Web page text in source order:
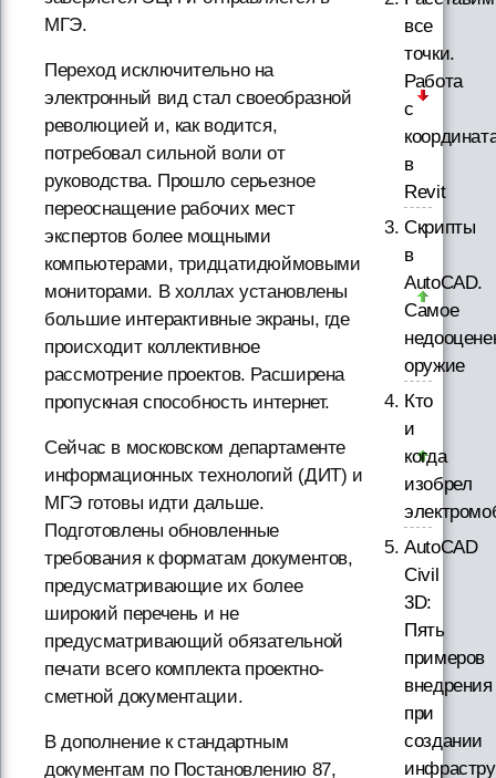
МГЭ.
Переход исключительно на
электронный вид стал своеобразной
революцией и, как водится,
потребовал сильной воли от
руководства. Прошло серьезное
переоснащение рабочих мест
экспертов более мощными
компьютерами, тридцатидюймовыми
мониторами. В холлах установлены
большие интерактивные экраны, где
происходит коллективное
рассмотрение проектов. Расширена
пропускная способность интернет.
Сейчас в московском департаменте
информационных технологий (ДИТ) и
МГЭ готовы идти дальше.
Подготовлены обновленные
требования к форматам документов,
предусматривающие их более
широкий перечень и не
предусматривающий обязательной
печати всего комплекта проектно-
сметной документации.
В дополнение к стандартным
документам по Постановлению 87,
все
точки.
Работа
с
в
Revit
Скрипты
в
AutoCAD.
Самое
оружие
Кто
и
когда
изобрел
AutoCAD
Civil
3D:
Пять
примеров
внедрения
при
создании